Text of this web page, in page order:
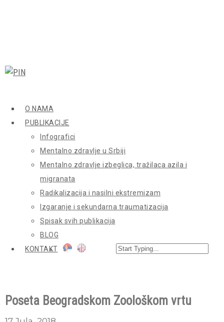
O NAMA
PUBLIKACIJE
Infografici
Mentalno zdravlje u Srbiji
Mentalno zdravlje izbeglica, tražilaca azila i
migranata
Radikalizacija i nasilni ekstremizam
Izgaranje i sekundarna traumatizacija
Spisak svih publikacija
BLOG
KONTAKT
Poseta Beogradskom Zoološkom vrtu